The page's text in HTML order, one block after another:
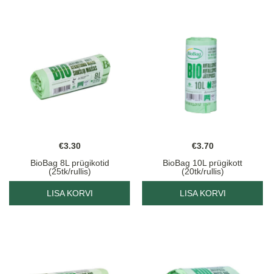
€3.30
BioBag 8L prügikotid
(25tk/rullis)
LISA KORVI
€3.70
BioBag 10L prügikott
(20tk/rullis)
LISA KORVI